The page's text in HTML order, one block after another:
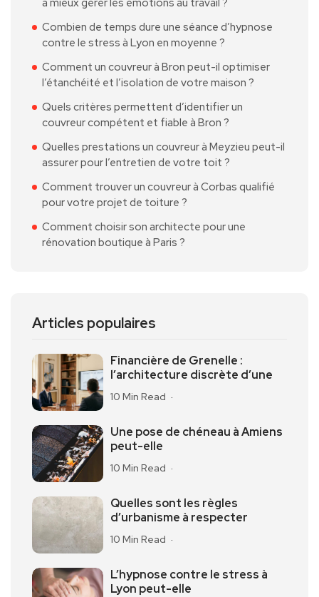
Combien de temps dure une séance d’hypnose
contre le stress à Lyon en moyenne ?
Comment un couvreur à Bron peut-il optimiser
l’étanchéité et l’isolation de votre maison ?
Quels critères permettent d’identifier un
couvreur compétent et fiable à Bron ?
Quelles prestations un couvreur à Meyzieu peut-il
assurer pour l’entretien de votre toit ?
Comment trouver un couvreur à Corbas qualifié
pour votre projet de toiture ?
Comment choisir son architecte pour une
rénovation boutique à Paris ?
Articles populaires
Financière de Grenelle :
l’architecture discrète d’une
10 Min Read
Une pose de chéneau à Amiens
peut-elle
10 Min Read
Quelles sont les règles
d’urbanisme à respecter
10 Min Read
L’hypnose contre le stress à
Lyon peut-elle